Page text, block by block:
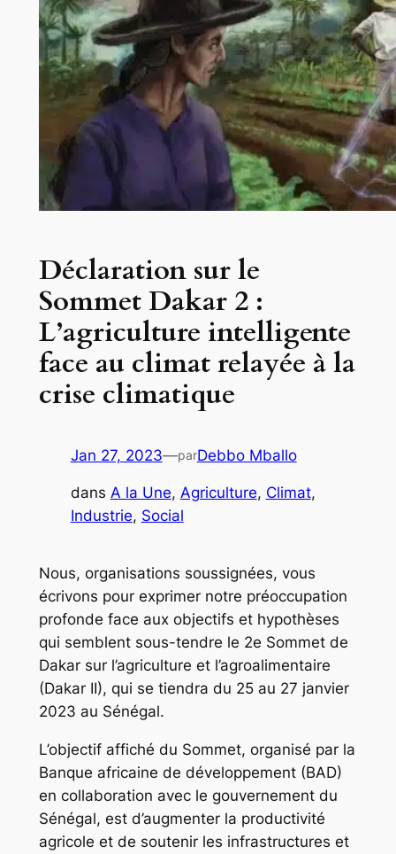
Déclaration sur le
Sommet Dakar 2 :
L’agriculture intelligente
face au climat relayée à la
crise climatique
Jan 27, 2023—parDebbo Mballo
dans A la Une, Agriculture, Climat
Industrie, Social
Nous, organisations soussignées, vous
écrivons pour exprimer notre préoccupation
profonde face aux objectifs et hypothèses
qui semblent sous-tendre le 2e Sommet de
Dakar sur l’agriculture et l’agroalimentaire
(Dakar II), qui se tiendra du 25 au 27 janvier
2023 au Sénégal.
L’objectif affiché du Sommet, organisé par la
Banque africaine de développement (BAD)
en collaboration avec le gouvernement du
Sénégal, est d’augmenter la productivité
agricole et de soutenir les infrastructures et